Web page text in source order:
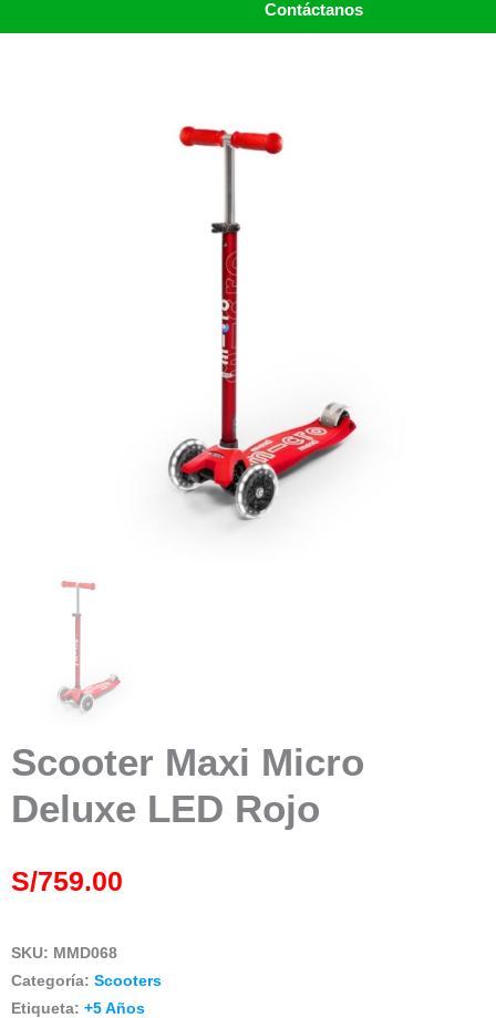
Contáctanos
Scooter Maxi Micro
Deluxe LED Rojo
S/759.00
SKU: MMD068
Categoría: Scooters
Etiqueta: +5 Años